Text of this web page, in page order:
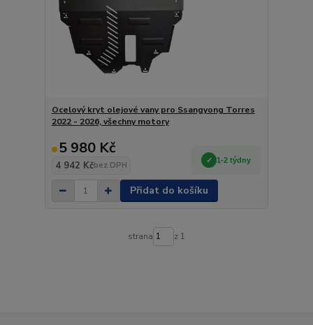
Ocelový kryt olejové vany pro Ssangyong Torres
2022 - 2026, všechny motory
5 980 Kč
4 942 Kčbez DPH
1-2 týdny
Přidat do košíku
strana z 1